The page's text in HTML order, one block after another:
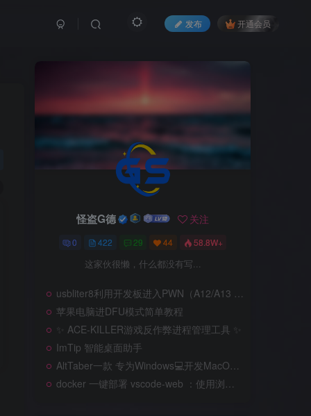
发布 开通会员
怪盗G德 关注
0 422 29 44 58.8W+
这家伙很懒，什么都没有写...
usbliter8利用开发板进入PWN（A12/A13 SecureROM 漏洞利用）
苹果电脑进DFU模式简单教程
✨ ACE-KILLER游戏反作弊进程管理工具 ✨
ImTip 智能桌面助手
AltTaber一款 专为Windows💻️开发MacOS 风格的窗口/应用切换器
docker 一键部署 vscode-web ：使用浏览器远程开发
怪盗G德 关注
0 422 29 44 58.8W+
这家伙很懒，什么都没有写...
usbliter8利用开发板进入PWN（A12/A13 SecureROM 漏洞利用）
苹果电脑进DFU模式简单教程
✨ ACE-KILLER游戏反作弊进程管理工具 ✨
ImTip 智能桌面助手
AltTaber一款 专为Windows💻️开发MacOS 风格的窗口/应用切换器
docker 一键部署 vscode-web ：使用浏览器远程开发